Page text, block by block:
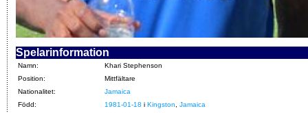
Spelarinformation
Namn:
Khari Stephenson
Position:
Mittfältare
Nationalitet:
Jamaica
Född:
1981-01-18 i Kingston, Jamaica